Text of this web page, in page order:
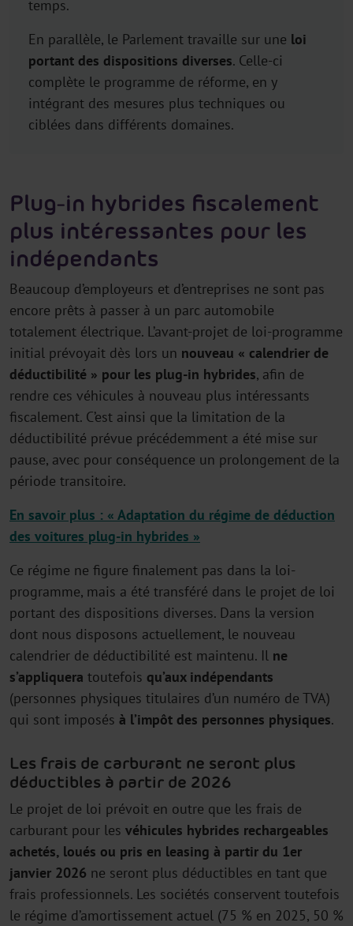
temps.
En parallèle, le Parlement travaille sur une loi
portant des dispositions diverses. Celle-ci
complète le programme de réforme, en y
intégrant des mesures plus techniques ou
ciblées dans différents domaines.
Plug-in hybrides fiscalement
plus intéressantes pour les
indépendants
Beaucoup d’employeurs et d’entreprises ne sont pas
encore prêts à passer à un parc automobile
totalement électrique. L’avant-projet de loi-programme
initial prévoyait dès lors un nouveau « calendrier de
déductibilité » pour les plug-in hybrides, afin de
rendre ces véhicules à nouveau plus intéressants
fiscalement. C’est ainsi que la limitation de la
déductibilité prévue précédemment a été mise sur
pause, avec pour conséquence un prolongement de la
période transitoire.
En savoir plus : « Adaptation du régime de déduction
des voitures plug-in hybrides »
Ce régime ne figure finalement pas dans la loi-
programme, mais a été transféré dans le projet de loi
portant des dispositions diverses. Dans la version
dont nous disposons actuellement, le nouveau
calendrier de déductibilité est maintenu. Il ne
s’appliquera toutefois qu’aux indépendants
(personnes physiques titulaires d’un numéro de TVA)
qui sont imposés à l’impôt des personnes physiques.
Les frais de carburant ne seront plus
déductibles à partir de 2026
Le projet de loi prévoit en outre que les frais de
carburant pour les véhicules hybrides rechargeables
achetés, loués ou pris en leasing à partir du 1er
janvier 2026 ne seront plus déductibles en tant que
frais professionnels. Les sociétés conservent toutefois
le régime d’amortissement actuel (75 % en 2025, 50 %